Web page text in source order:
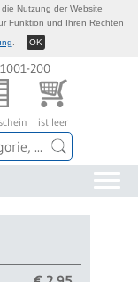
200
ist leer
Nutzung der Website
Funktion und Ihren Rechten
OK